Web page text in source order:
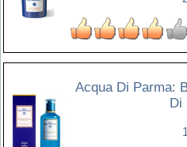
Acqua Di Parma:
Di